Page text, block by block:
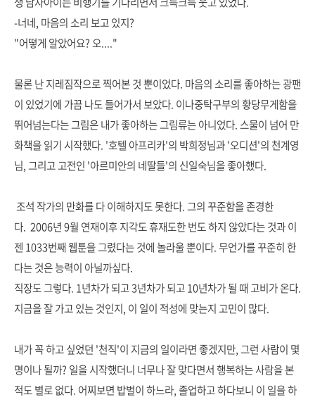
-너네, 마음의 소리 보고 있지?
"어떻게 알았어요? 오...."
물론 난 지레짐작으로 찍어본 것 뿐이었다. 마음의 소리를 좋아하는 광팬
이 있었기에 가끔 나도 들어가서 보았다. 이나중탁구부의 황당무게함을
뛰어넘는다는 그림은 내가 좋아하는 그림류는 아니었다. 스물이 넘어 만
화책을 읽기 시작했다. '호텔 아프리카'의 박희정님과 '오디션'의 천계영
님, 그리고 고전인 '아르미안의 네딸들'의 신일숙님을 좋아했다.
조석 작가의 만화를 다 이해하지도 못한다. 그의 꾸준함을 존경한
다. 2006년 9월 연재이후 지각도 휴재도한 번도 하지 않았다는 것과 이
젠 1033번째 웹툰을 그렸다는 것에 놀라울 뿐이다. 무언가를 꾸준히 한
다는 것은 능력이 아닐까싶다.
직장도 그렇다. 1년차가 되고 3년차가 되고 10년차가 될 때 고비가 온다.
지금을 잘 가고 있는 것인지, 이 일이 적성에 맞는지 고민이 많다.
내가 꼭 하고 싶었던 '천직'이 지금의 일이라면 좋겠지만, 그런 사람이 몇
명이나 될까? 일을 시작했더니 너무나 잘 맞다면서 행복하는 사람을 본
적도 별로 없다. 어찌보면 밥벌이 하느라, 졸업하고 하다보니 이 일을 하